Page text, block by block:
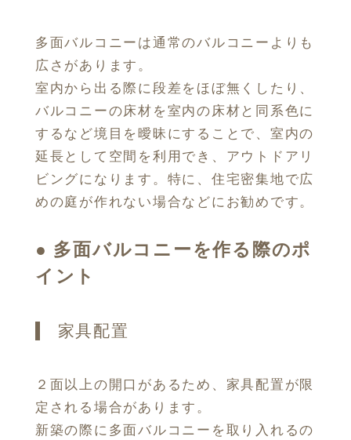
多面バルコニーは通常のバルコニーよりも
広さがあります。
室内から出る際に段差をほぼ無くしたり、
バルコニーの床材を室内の床材と同系色に
するなど境目を曖昧にすることで、室内の
延長として空間を利用でき、アウトドアリ
ビングになります。特に、住宅密集地で広
めの庭が作れない場合などにお勧めです。
● 多面バルコニーを作る際のポ
イント
家具配置
２面以上の開口があるため、家具配置が限
定される場合があります。
新築の際に多面バルコニーを取り入れるの